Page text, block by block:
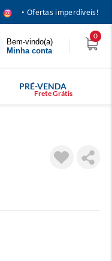
• Ofertas imperdíveis!
Bem-vindo(a)
Minha conta
0
PRÉ-VENDA